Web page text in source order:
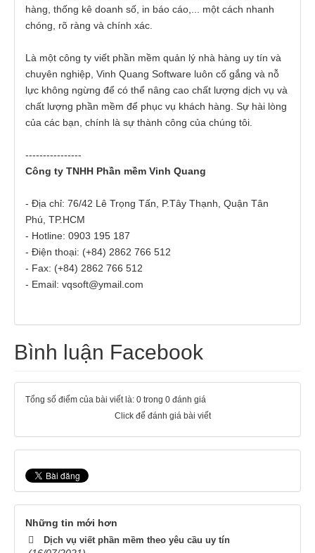
hàng, thống kê doanh số, in báo cáo,... một cách nhanh
chóng, rõ ràng và chính xác.
Là một công ty viết phần mềm quản lý nhà hàng uy tín và
chuyên nghiệp, Vinh Quang Software luôn cố gắng và nỗ
lực không ngừng để có thể nâng cao chất lượng dịch vụ và
chất lượng phần mềm để phục vụ khách hàng. Sự hài lòng
của các bạn, chính là sự thành công của chúng tôi.
----------------
Công ty TNHH Phần mềm Vinh Quang
- Địa chỉ: 76/42 Lê Trọng Tấn, P.Tây Thạnh, Quận Tân
Phú, TP.HCM
- Hotline: 0903 195 187
- Điện thoại: (+84) 2862 766 512
- Fax: (+84) 2862 766 512
- Email: vqsoft@ymail.com
Bình luận Facebook
Tổng số điểm của bài viết là: 0 trong 0 đánh giá
Click để đánh giá bài viết
Những tin mới hơn
Dịch vụ viết phần mềm theo yêu cầu uy tín